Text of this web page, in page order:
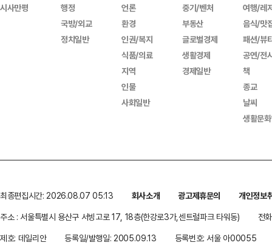
시사만평
행정
국방/외교
정치일반
언론
환경
인권/복지
식품/의료
지역
인물
사회일반
중기/벤처
부동산
글로벌경제
생활경제
경제일반
여행/레
음식/맛
패션/뷰
공연/전
책
종교
날씨
생활문
최종편집시간: 2026.08.07 05:13 회사소개 광고제휴문의
개인정보
주소 : 서울특별시 용산구 서빙고로 17, 18층(한강로3가,센트럴파크 타워동)
전
제호: 데일리안
등록일/발행일: 2005.09.13 등록번호: 서울 아00055